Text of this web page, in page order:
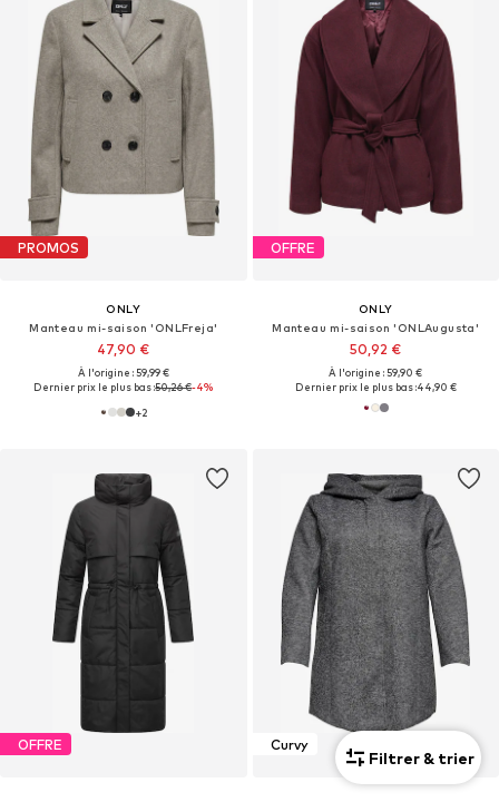
PROMOS
ONLY
Manteau mi-saison 'ONLFreja'
47,90 €
À l'origine : 59,99 €
Dernier prix le plus bas :50,26 €-4%
+2
OFFRE
ONLY
Manteau mi-saison 'ONLAugusta'
50,92 €
À l'origine : 59,90 €
Dernier prix le plus bas :44,90 €
OFFRE Curvy
Filtrer & trier